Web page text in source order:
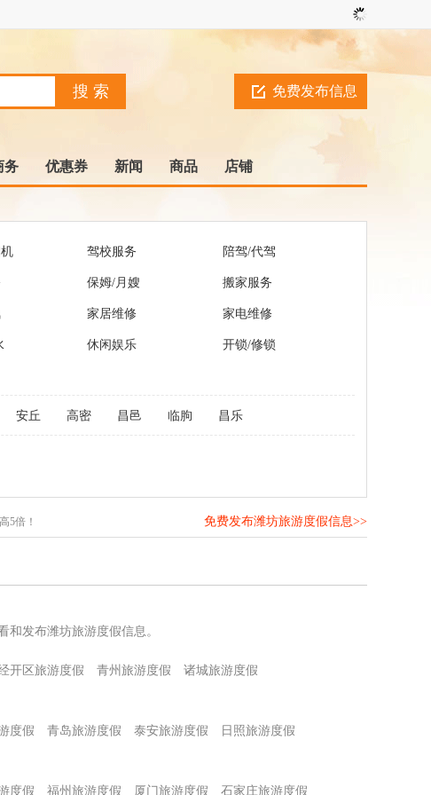
免费发布信息
务 优惠券 新闻 商品 店铺
驾校服务 陪驾/代驾
保姆/月嫂 搬家服务
家居维修 家电维修
休闲娱乐 开锁/修锁
安丘 高密 昌邑 临朐 昌乐
5倍！ 免费发布潍坊旅游度假信息>>
发布潍坊旅游度假信息。
开区旅游度假 青州旅游度假
诸城旅游度假
度假 青岛旅游度假 泰安旅游度假
日照旅游度假
度假 福州旅游度假 厦门旅游度假 石家庄旅游度假